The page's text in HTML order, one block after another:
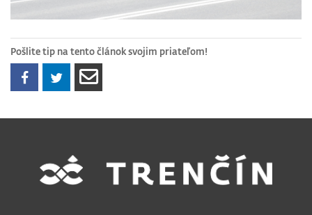
Pošlite tip na tento článok svojim priateľom!